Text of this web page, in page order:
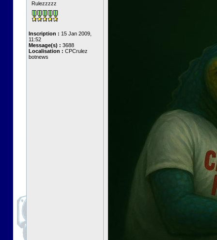
Rulezzzzz
Inscription : 15 Jan 2009,
11:52
Message(s) : 3688
Localisation : CPCrulez
botnews